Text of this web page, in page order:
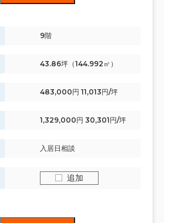
9階
43.86坪（144.992㎡）
483,000円 11,013円/坪
1,329,000円 30,301円/坪
入居日相談
追加